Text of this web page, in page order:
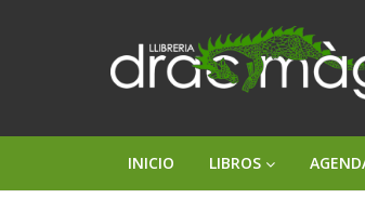
INICIO LIBROS